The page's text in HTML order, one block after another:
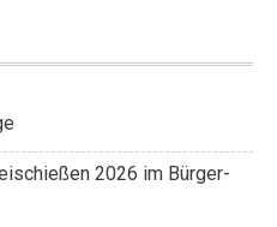
2026 im Bürger-